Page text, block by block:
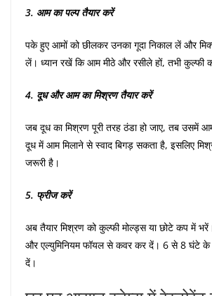
3. आम का पल्प तैयार करें
पके हुए आमों को छीलकर उनका गूदा निकाल लें और
लें। ध्यान रखें कि आम मीठे और रसीले हों, तभी कुल्फी
4. दूध और आम का मिश्रण तैयार करें
जब दूध का मिश्रण पूरी तरह ठंडा हो जाए, तब उसमें आम
दूध में आम मिलाने से स्वाद बिगड़ सकता है, इसलिए
जरूरी है।
5. फ्रीज करें
अब तैयार मिश्रण को कुल्फी मोल्ड्स या छोटे कप में
और एल्युमिनियम फॉयल से कवर कर दें। 6 से 8 घंटे के
दें।